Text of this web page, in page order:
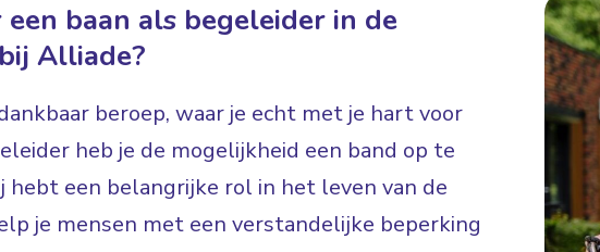
baan als begeleider in de
Alliade?
beroep, waar je echt met je hart voor
heb je de mogelijkheid een band op te
hebt een belangrijke rol in het leven van de
je mensen met een verstandelijke beperking